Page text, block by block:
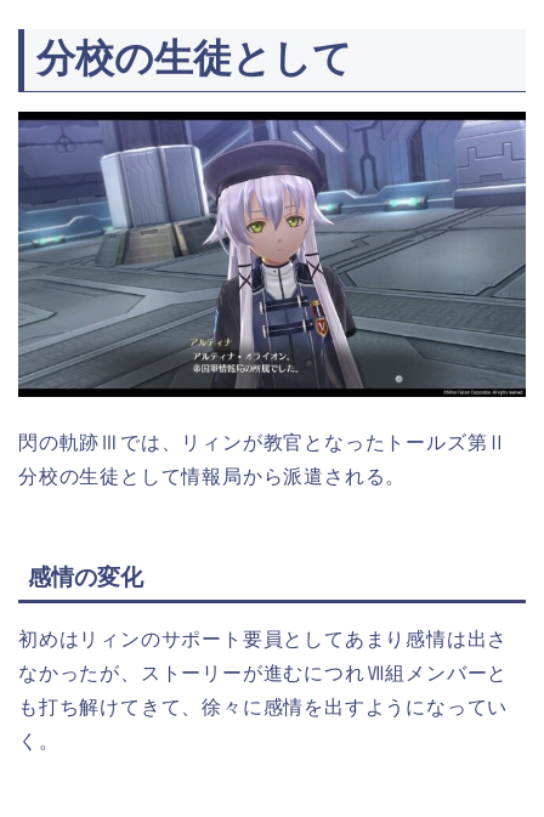
分校の生徒として
閃の軌跡Ⅲでは、リィンが教官となったトールズ第Ⅱ
分校の生徒として情報局から派遣される。
感情の変化
初めはリィンのサポート要員としてあまり感情は出さ
なかったが、ストーリーが進むにつれⅦ組メンバーと
も打ち解けてきて、徐々に感情を出すようになってい
く。